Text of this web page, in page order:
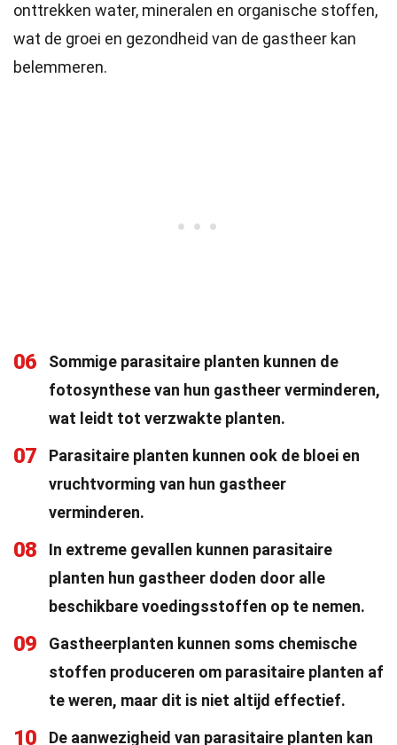
onttrekken water, mineralen en organische stoffen,
wat de groei en gezondheid van de gastheer kan
belemmeren.
06
Sommige parasitaire planten kunnen de
fotosynthese van hun gastheer verminderen,
wat leidt tot verzwakte planten.
07
Parasitaire planten kunnen ook de bloei en
vruchtvorming van hun gastheer
verminderen.
08
In extreme gevallen kunnen parasitaire
planten hun gastheer doden door alle
beschikbare voedingsstoffen op te nemen.
09
Gastheerplanten kunnen soms chemische
stoffen produceren om parasitaire planten af
te weren, maar dit is niet altijd effectief.
10 De aanwezigheid van parasitaire planten kan